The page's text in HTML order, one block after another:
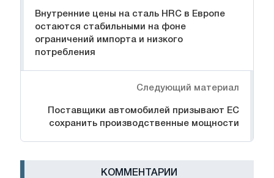
Внутренние цены на сталь HRC в Европе
остаются стабильными на фоне
ограничений импорта и низкого
потребления
Следующий материал
Поставщики автомобилей призывают ЕС
сохранить производственные мощности
КОММЕНТАРИИ